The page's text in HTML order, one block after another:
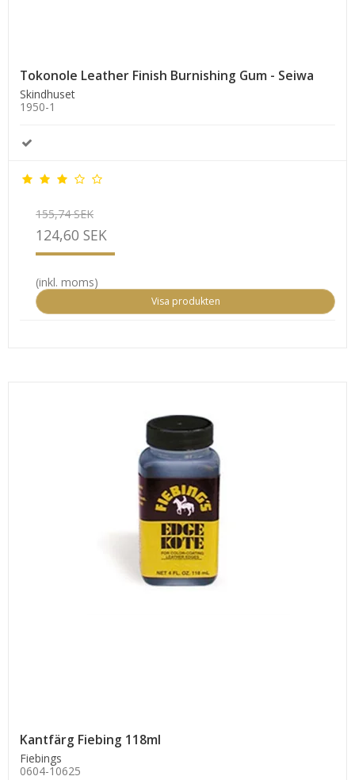
Tokonole Leather Finish Burnishing Gum - Seiwa
Skindhuset
1950-1
155,74 SEK
124,60 SEK
(inkl. moms)
Visa produkten
Kantfärg Fiebing 118ml
Fiebings
0604-10625